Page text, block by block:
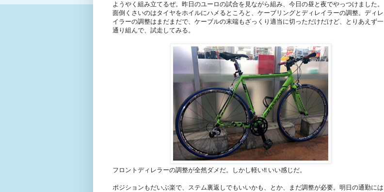
ようやく組み立てるぜ。昨日のユーロの試合を見ながら組み、今日の昼と夜でやっつけました。
面倒くさいのはタイヤをホイルにハメるところと、ケーブリングとディレイラーの調整。ディレ
イラーの調整はまだまだで、ケーブルの末端もざっくり適当に切っただけだけど、とりあえず一
通り組んで、試走してみる。
フロントディレラーの調整が全然ダメだ。しかし軽い!! いい感じだ。
ポジションもだいぶ楽で、ステム裏返しでもいいかも、とか、まだ調整が必要。明日の通勤には